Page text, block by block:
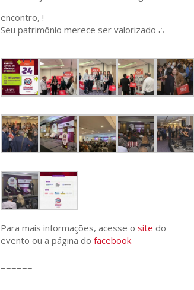
encontro, !
Seu patrimônio merece ser valorizado ∴
Para mais informações, acesse o site do
evento ou a página do facebook
======